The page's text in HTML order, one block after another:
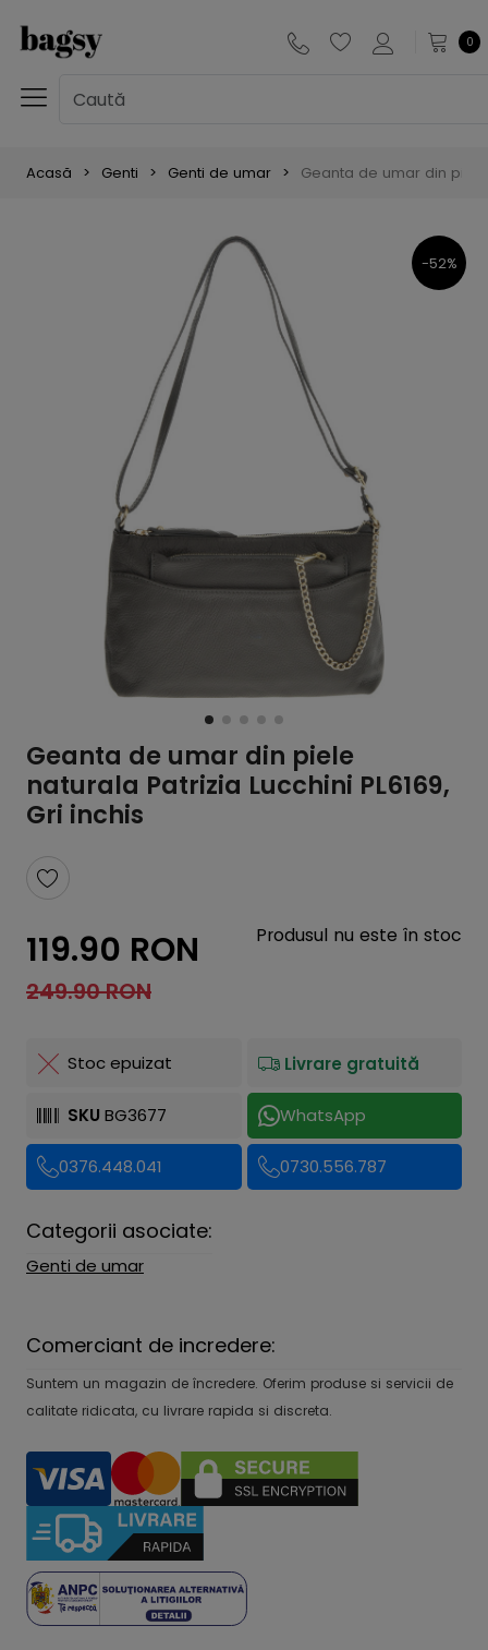
0
Acasă Genti Genti de umar Geanta de umar din piele
-52%
Geanta de umar din piele
naturala Patrizia Lucchini PL6169,
Gri inchis
119.90 RON
249.90 RON
Produsul nu este în stoc
Stoc epuizat Livrare gratuită
SKU BG3677 WhatsApp
0376.448.041 0730.556.787
Categorii asociate:
Genti de umar
Comerciant de incredere:
Suntem un magazin de încredere. Oferim produse si servicii de
calitate ridicata, cu livrare rapida si discreta.